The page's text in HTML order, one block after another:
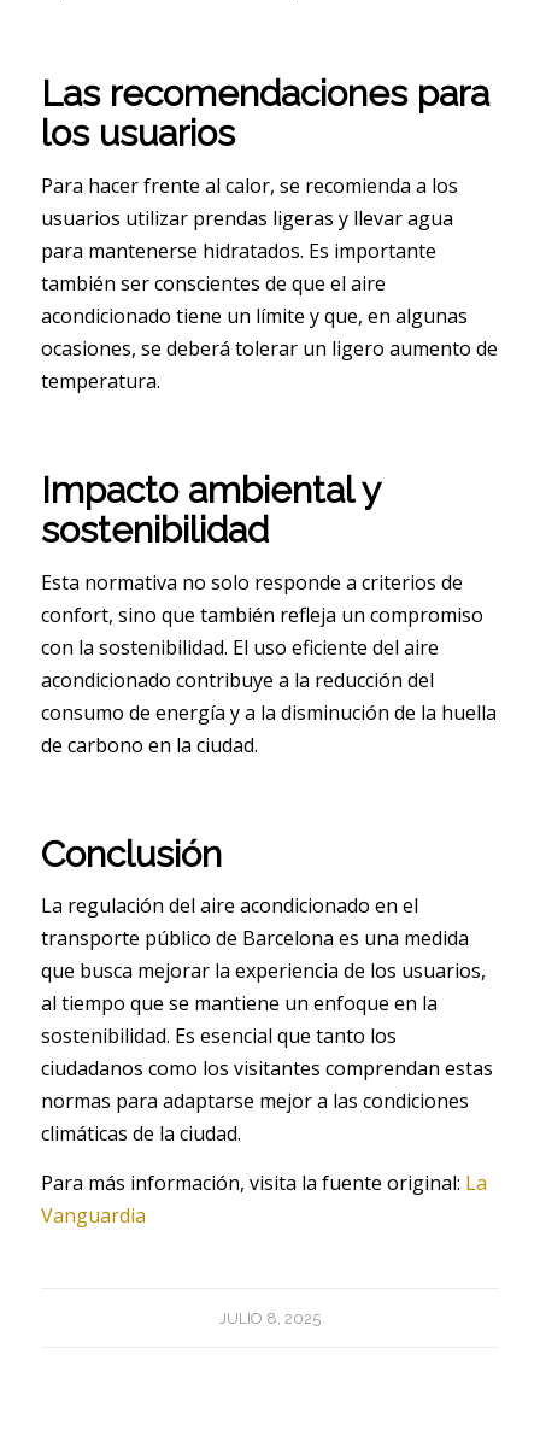
Las recomendaciones para
los usuarios
Para hacer frente al calor, se recomienda a los
usuarios utilizar prendas ligeras y llevar agua
para mantenerse hidratados. Es importante
también ser conscientes de que el aire
acondicionado tiene un límite y que, en algunas
ocasiones, se deberá tolerar un ligero aumento de
temperatura.
Impacto ambiental y
sostenibilidad
Esta normativa no solo responde a criterios de
confort, sino que también refleja un compromiso
con la sostenibilidad. El uso eficiente del aire
acondicionado contribuye a la reducción del
consumo de energía y a la disminución de la huella
de carbono en la ciudad.
Conclusión
La regulación del aire acondicionado en el
transporte público de Barcelona es una medida
que busca mejorar la experiencia de los usuarios,
al tiempo que se mantiene un enfoque en la
sostenibilidad. Es esencial que tanto los
ciudadanos como los visitantes comprendan estas
normas para adaptarse mejor a las condiciones
climáticas de la ciudad.
Para más información, visita la fuente original: La
Vanguardia
JULIO 8, 2025